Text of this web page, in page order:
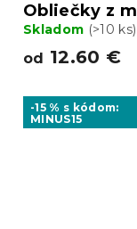
Obliečky z
Skladom (>10 ks)
od 12.60 €
-15 % s kódom:
MINUS15